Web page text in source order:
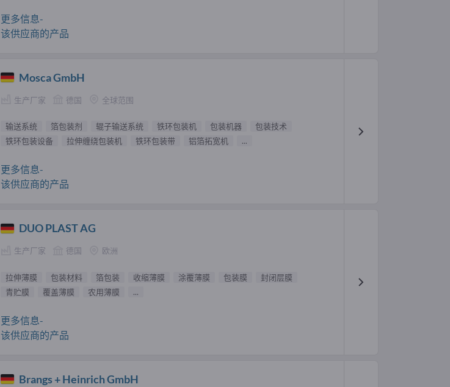
更多信息-
该供应商的产品
Mosca GmbH
生产厂家 德国 全球范围
输送系统 箔包装剂 辊子输送系统 铁环包装机 包装机器
包装技术
铁环包装设备
拉伸缠绕包装机 铁环包装带 铝箔拓宽机 ...
更多信息-
该供应商的产品
DUO PLAST AG
生产厂家 德国 欧洲
拉伸薄膜 包装材料 箔包装 收缩薄膜 涂覆薄膜 包装膜
封闭层膜
青贮膜
覆盖薄膜 农用薄膜 ...
更多信息-
该供应商的产品
Brangs + Heinrich GmbH